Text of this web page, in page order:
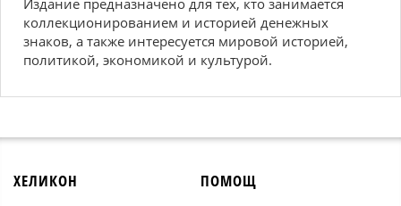
Издание предназначено для тех, кто занимается
коллекционированием и историей денежных
знаков, а также интересуется мировой историей,
политикой, экономикой и культурой.
ХЕЛИКОН ПОМОЩ